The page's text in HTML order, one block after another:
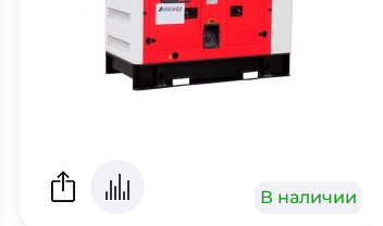
В наличии